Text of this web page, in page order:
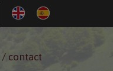
/ contact